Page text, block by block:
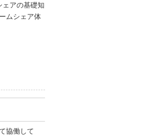
ェアの基礎知
ムシェア体
協働して